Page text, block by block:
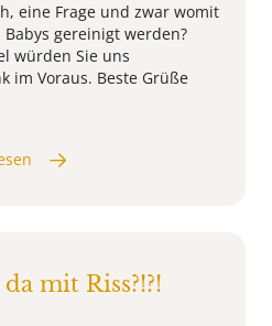
eine Frage und zwar womit
gereinigt werden?
würden Sie uns
im Voraus. Beste Grüße
mit Riss?!?!